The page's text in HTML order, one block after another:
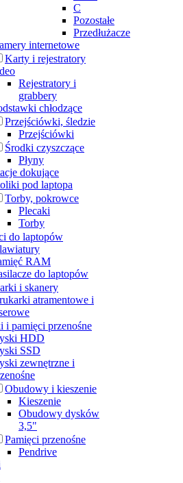
C
Pozostałe
Przedłużacze
internetowe
Karty i rejestratory
Rejestratory i
grabbery
chłodzące
Przejściówki, śledzie
Przejściówki
Środki czyszczące
Płyny
dokujące
pod laptopa
Torby, pokrowce
Plecaki
Torby
do laptopów
RAM
do laptopów
i skanery
atramentowe i
i pamięci przenośne
HDD
SSD
zewnętrzne i
Obudowy i kieszenie
Kieszenie
Obudowy dysków
3,5"
Pamięci przenośne
Pendrive